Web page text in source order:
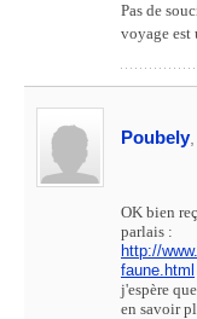
Pas de
voyage est
Poubely
OK bien
parlais :
http://
faune.html
j'espère
en savoir